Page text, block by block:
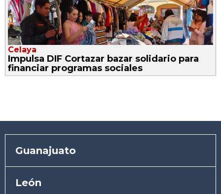
Celaya
Impulsa DIF Cortazar bazar solidario para
financiar programas sociales
Guanajuato
León